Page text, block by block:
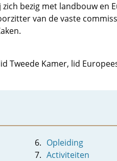
bezig met landbouw en
van de vaste
Tweede Kamer, lid
Opleiding
Activiteiten